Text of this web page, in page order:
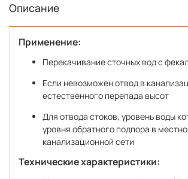
Описание
Применение:
Перекачивание сточных вод с
Если невозможен отвод в
естественного перепада высот
Для отвода стоков, уровень воды
уровня обратного подпора в
канализационной сети
Технические характеристики: